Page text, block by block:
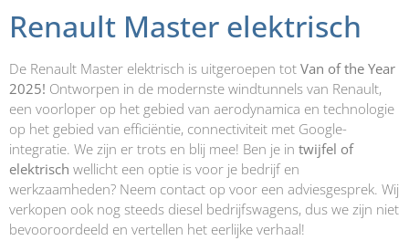
Renault Master elektrisch
De Renault Master elektrisch is uitgeroepen tot Van of the Year
2025! Ontworpen in de modernste windtunnels van Renault,
een voorloper op het gebied van aerodynamica en technologie
op het gebied van efficiëntie, connectiviteit met Google-
integratie. We zijn er trots en blij mee! Ben je in twijfel of
elektrisch wellicht een optie is voor je bedrijf en
werkzaamheden? Neem contact op voor een adviesgesprek. Wij
verkopen ook nog steeds diesel bedrijfswagens, dus we zijn niet
bevooroordeeld en vertellen het eerlijke verhaal!